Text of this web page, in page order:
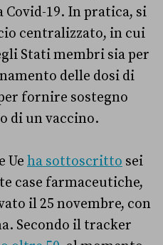
19. In pratica, si
centralizzato, in cui
Stati membri sia per
delle dosi di
fornire sostegno
di un vaccino.
Ue ha sottoscritto sei
case farmaceutiche,
il 25 novembre, con
Secondo il tracker